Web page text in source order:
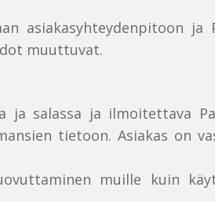
asiakasyhteydenpitoon ja
muuttuvat.
salassa ja ilmoitettava
tietoon. Asiakas on
muille kuin